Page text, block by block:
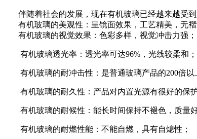
伴随着社会的发展，现在有机玻璃已经越来越受
有机玻璃的美观性：呈镜面效果，工艺精美，无褶
有机玻璃的视觉效果：色彩多样，视觉冲击力强；
有机玻璃透光率：透光率可达96%，光线较柔和；
有机玻璃的耐冲击性：是普通玻璃产品的200倍以
有机玻璃的耐久性：产品对内置光源有很好的保
有机玻璃的耐候性：能长时间保持不褪色，质量
有机玻璃的耐燃性能：不能自燃，具有自熄性；